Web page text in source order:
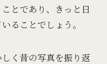
とであり、きっと日
ることでしょう。
く昔の写真を振り返